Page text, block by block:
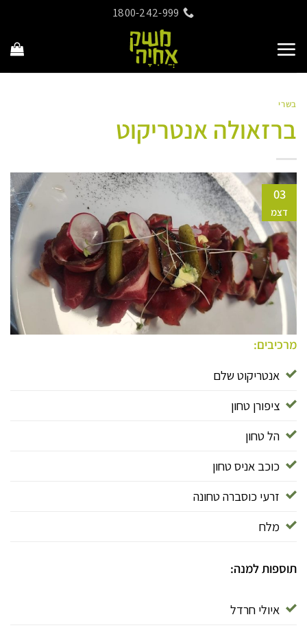
content
1800-242-999
בשרי
ברזאולה אנטריקוט
03
דצמ
מרכיבים:
אנטריקוט שלם
ציפורן טחון
הל טחון
כוכב אניס טחון
זרעי כוסברה טחונה
מלח
תוספות למנה:
איולי חרדל